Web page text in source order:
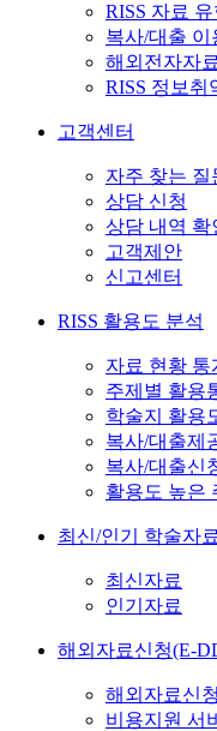
RISS 자료
복사/대출 이
해외전자자
RISS 정보취
고객센터
자주 찾는 질
상담 신청
상담 내역 확
고객제안
신고센터
RISS 활용도 분석
자료 현황 통
주제별 활용
학술지 활용
복사/대출제
복사/대출신
활용도 높은
최신/인기 학술자료
최신자료
인기자료
해외자료신청(E-
해외자료신
비용지원 서